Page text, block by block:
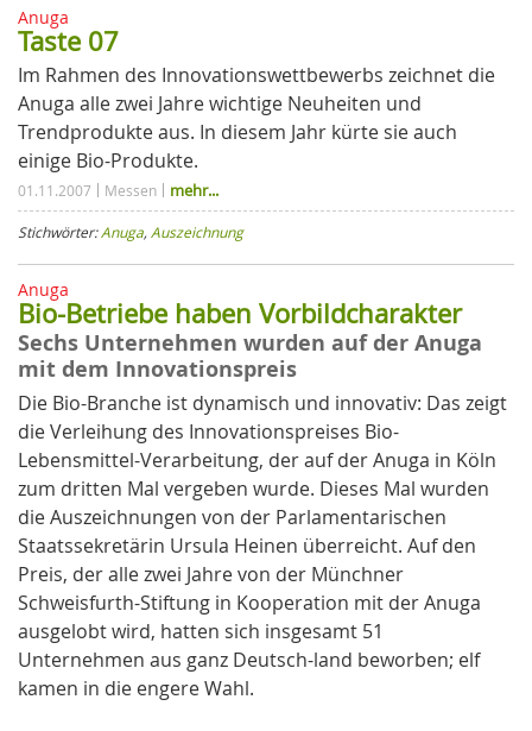
Anuga
Taste 07
Im Rahmen des Innovationswettbewerbs zeichnet die
Anuga alle zwei Jahre wichtige Neuheiten und
Trendprodukte aus. In diesem Jahr kürte sie auch
einige Bio-Produkte.
01.11.2007 Messen mehr...
Stichwörter:Anuga,Auszeichnung
Anuga
Bio-Betriebe haben Vorbildcharakter
Sechs Unternehmen wurden auf der Anuga
mit dem Innovationspreis
Die Bio-Branche ist dynamisch und innovativ: Das zeigt
die Verleihung des Innovationspreises Bio-
Lebensmittel-Verarbeitung, der auf der Anuga in Köln
zum dritten Mal vergeben wurde. Dieses Mal wurden
die Auszeichnungen von der Parlamentarischen
Staatssekretärin Ursula Heinen überreicht. Auf den
Preis, der alle zwei Jahre von der Münchner
Schweisfurth-Stiftung in Kooperation mit der Anuga
ausgelobt wird, hatten sich insgesamt 51
Unternehmen aus ganz Deutsch-land beworben; elf
kamen in die engereWahl.